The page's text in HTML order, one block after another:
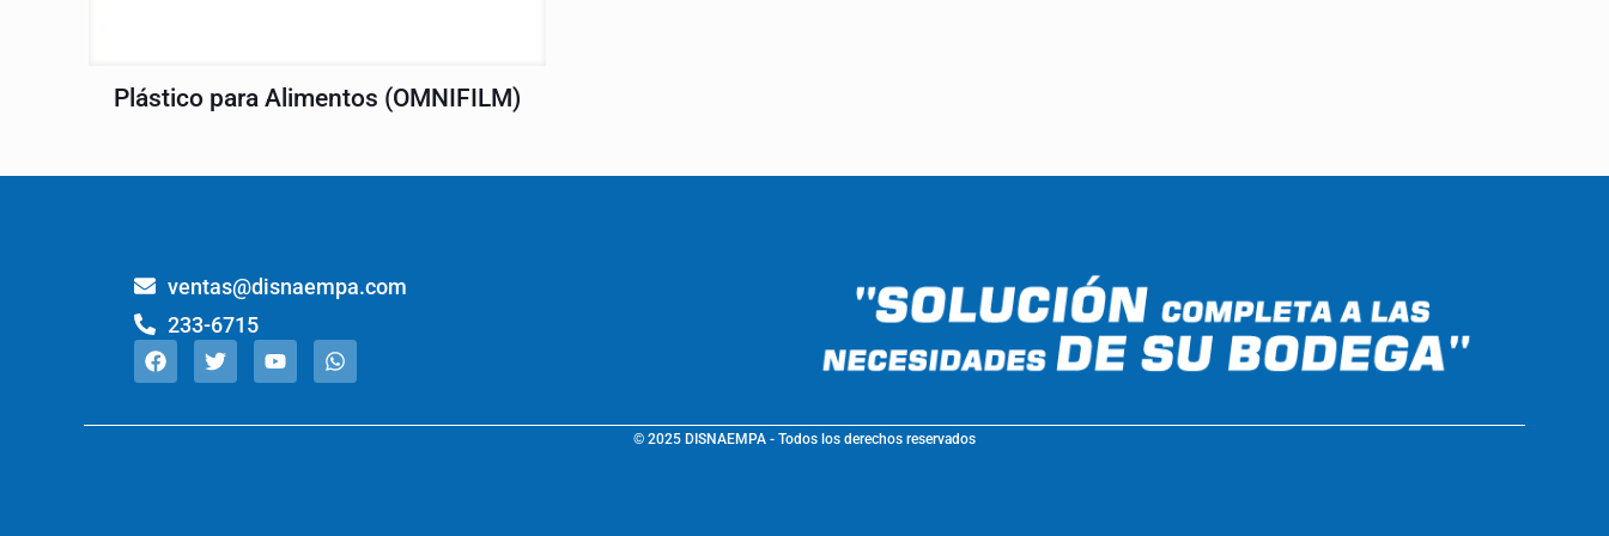
Plástico para Alimentos (OMNIFILM)
ventas@disnaempa.com
233-6715
© 2025 DISNAEMPA - Todos los derechos reservados